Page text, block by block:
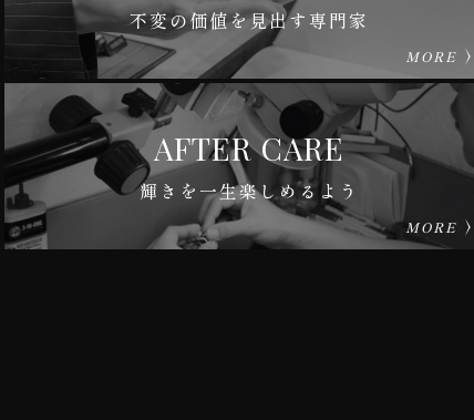
不変の価値を見出す専門家
MORE
AFTER CARE
輝きを一生楽しめるよう
MORE